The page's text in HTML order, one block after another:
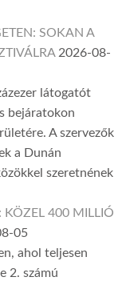
SOKAN A
2026-08-
látogatót
bejáratokon
A szervezők
a Dunán
szeretnének
KÖZEL 400 MILLIÓ
05
ahol teljesen
2. számú